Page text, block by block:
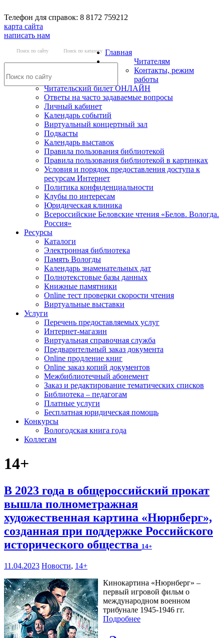
Телефон для справок: 8 8172 759212
карта сайта
написать нам
Поиск по сайту Поиск по каталогу Главная
Читателям
Контакты, режим
работы
Читательский билет ОНЛАЙН
Ответы на часто задаваемые вопросы
Личный кабинет
Календарь событий
Виртуальный концертный зал
Подкасты
Календарь выставок
Правила пользования библиотекой
Правила пользования библиотекой в картинках
Условия и порядок предоставления доступа к
ресурсам Интернет
Политика конфиденциальности
Клубы по интересам
Юридическая клиника
Всероссийские Беловские чтения «Белов. Вологда.
Россия»
Ресурсы
Каталоги
Электронная библиотека
Память Вологды
Календарь знаменательных дат
Полнотекстовые базы данных
Книжные памятники
Online тест проверки скорости чтения
Виртуальные выставки
Услуги
Перечень предоставляемых услуг
Интернет-магазин
Виртуальная справочная служба
Предварительный заказ документа
Online продление книг
Online заказ копий документов
Межбиблиотечный абонемент
Заказ и редактирование тематических списков
Библиотека – педагогам
Платные услуги
Бесплатная юридическая помощь
Конкурсы
Вологодская книга года
Коллегам
14+
В 2023 года в общероссийский прокат
вышла полнометражная
художественная картина «Нюрнберг»,
созданная при поддержке Российского
исторического общества 14+
11.04.2023 Новости, 14+
Кинокартина «Нюрнберг» –
первый игровой фильм о
международном военном
трибунале 1945-1946 гг.
Подробнее